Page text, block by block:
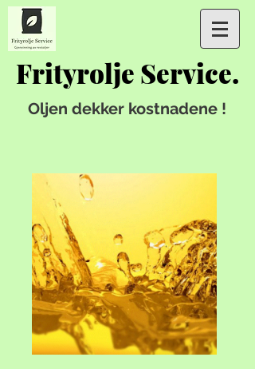
Frityrolje Service.
Oljen dekker kostnadene !